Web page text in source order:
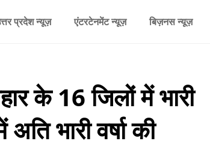
प्रदेश न्यूज़ एंटरटेनमेंट न्यूज़ बिज़नस न्यूज़
के 16 जिलों में भारी
भारी वर्षा की